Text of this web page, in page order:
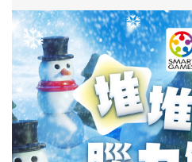
最新活動